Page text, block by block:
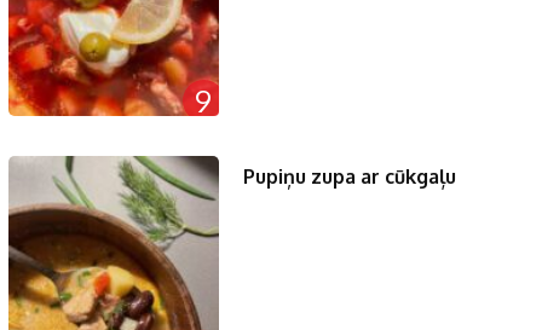
9
Pupiņu zupa ar cūkgaļu